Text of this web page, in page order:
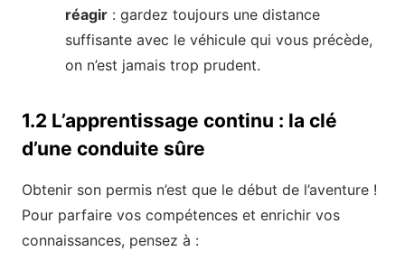
réagir : gardez toujours une distance
suffisante avec le véhicule qui vous précède,
on n’est jamais trop prudent.
1.2 L’apprentissage continu : la clé
d’une conduite sûre
Obtenir son permis n’est que le début de l’aventure !
Pour parfaire vos compétences et enrichir vos
connaissances, pensez à :